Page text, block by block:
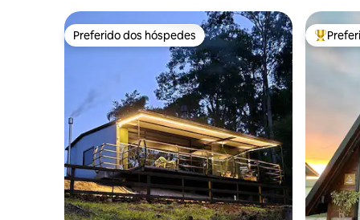
Preferido dos hóspedes
Preferido dos hóspedes Entre